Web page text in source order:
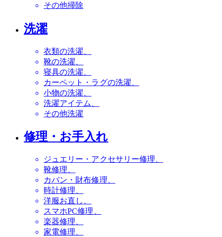
その他掃除
洗濯
衣類の洗濯
靴の洗濯
寝具の洗濯
カーペット・ラグの洗濯
小物の洗濯
洗濯アイテム
その他洗濯
修理・お手入れ
ジュエリー・アクセサリー修理
靴修理
カバン・財布修理
時計修理
洋服お直し
スマホPC修理
楽器修理
家電修理